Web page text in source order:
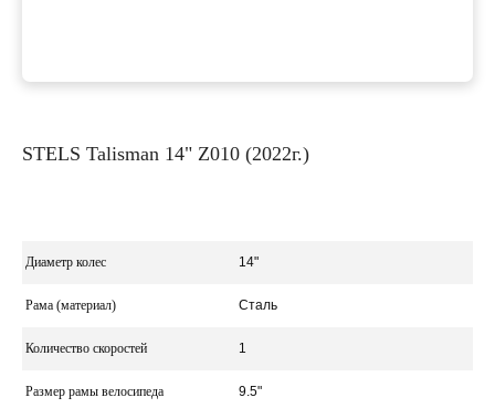
STELS Talisman 14" Z010 (2022г.)
Диаметр колес 14"
Рама (материал) Сталь
Количество скоростей 1
Размер рамы велосипеда 9.5"